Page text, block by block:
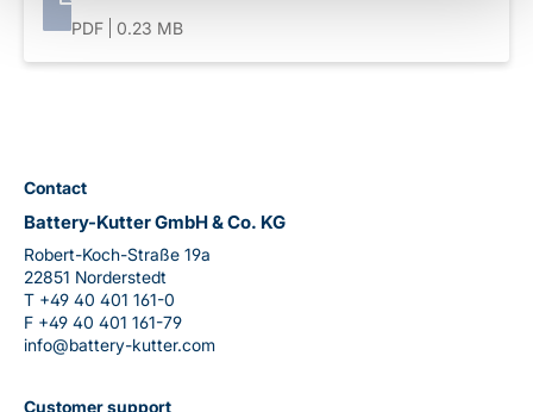
PDF 0.23 MB
Contact
Battery-Kutter GmbH & Co. KG
Robert-Koch-Straße 19a
22851 Norderstedt
T +49 40 401 161-0
F +49 40 401 161-79
info@battery-kutter.com
Customer support